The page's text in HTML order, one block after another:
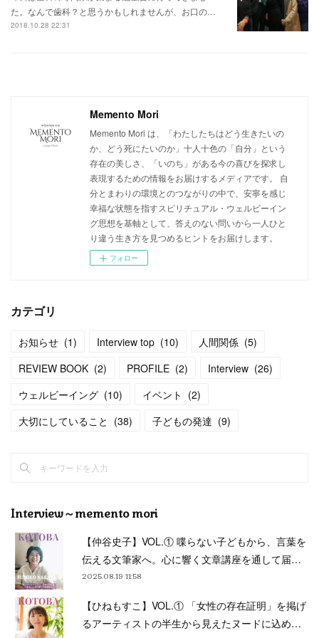
た。なんで歯科？と思うかもしれませんが、お口の…
2018.10.28 22:31
Memento Mori
Memento Mori は、「わたしたちはどう生きたいの
か、どう死にたいのか」十人十色の「自分」という
存在の美しさ、「いのち」がある今の喜びを探求し
表現するための情報をお届けするメディアです。 自
分とまわりの環境とのつながりの中で、安寧を感じ
幸福な状態を指すスピリチュアル・ウェルビーイン
グ思想を基軸として、答えのない問いから一人ひと
り違う生き方を見つめるヒントをお届けします。
フォロー
カテゴリ
お知らせ (1) Interview top (10) 人間関係 (5)
REVIEW BOOK (2) PROFILE (2) Interview (26)
ウェルビーイング (10) イベント (2)
大切にしていること (38) 子どもの発達 (9)
Interview～memento mori
【仲谷史子】VOL.① 喋らない子どもから、言葉を
伝える文筆家へ。心に響く文章講座を通して届…
2025.08.19 11:58
【ひねもすこ】VOL.① 「女性の存在証明」を掲げ
るアーティストの半生から見えたヌードに込め…